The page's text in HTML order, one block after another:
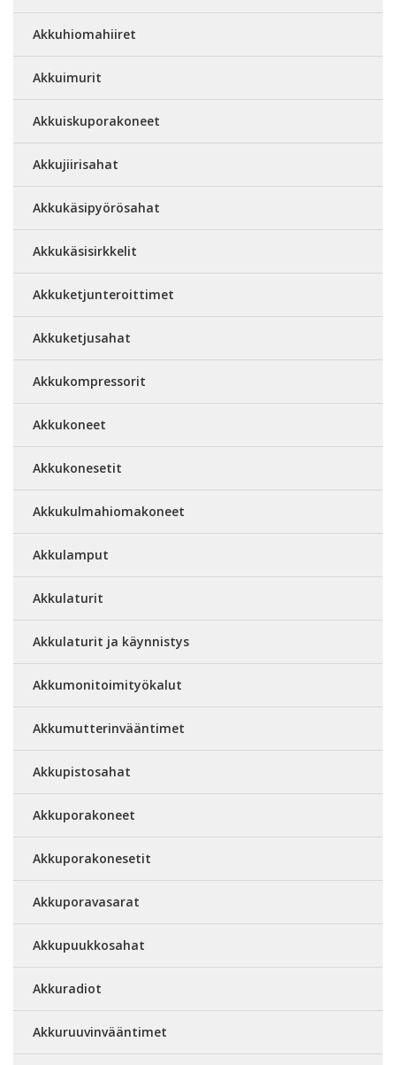
Akkuhiomahiiret
Akkuimurit
Akkuiskuporakoneet
Akkujiirisahat
Akkukäsipyörösahat
Akkukäsisirkkelit
Akkuketjunteroittimet
Akkuketjusahat
Akkukompressorit
Akkukoneet
Akkukonesetit
Akkukulmahiomakoneet
Akkulamput
Akkulaturit
Akkulaturit ja käynnistys
Akkumonitoimityökalut
Akkumutterinvääntimet
Akkupistosahat
Akkuporakoneet
Akkuporakonesetit
Akkuporavasarat
Akkupuukkosahat
Akkuradiot
Akkuruuvinvääntimet